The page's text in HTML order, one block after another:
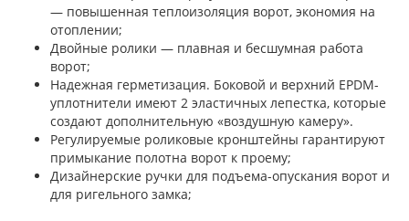
— повышенная теплоизоляция ворот, экономия на
отоплении;
Двойные ролики — плавная и бесшумная работа
ворот;
Надежная герметизация. Боковой и верхний EPDM-
уплотнители имеют 2 эластичных лепестка, которые
создают дополнительную «воздушную камеру».
Регулируемые роликовые кронштейны гарантируют
примыкание полотна ворот к проему;
Дизайнерские ручки для подъема-опускания ворот и
для ригельного замка;